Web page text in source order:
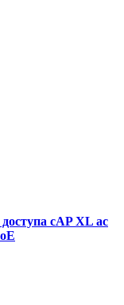
cAP XL ac